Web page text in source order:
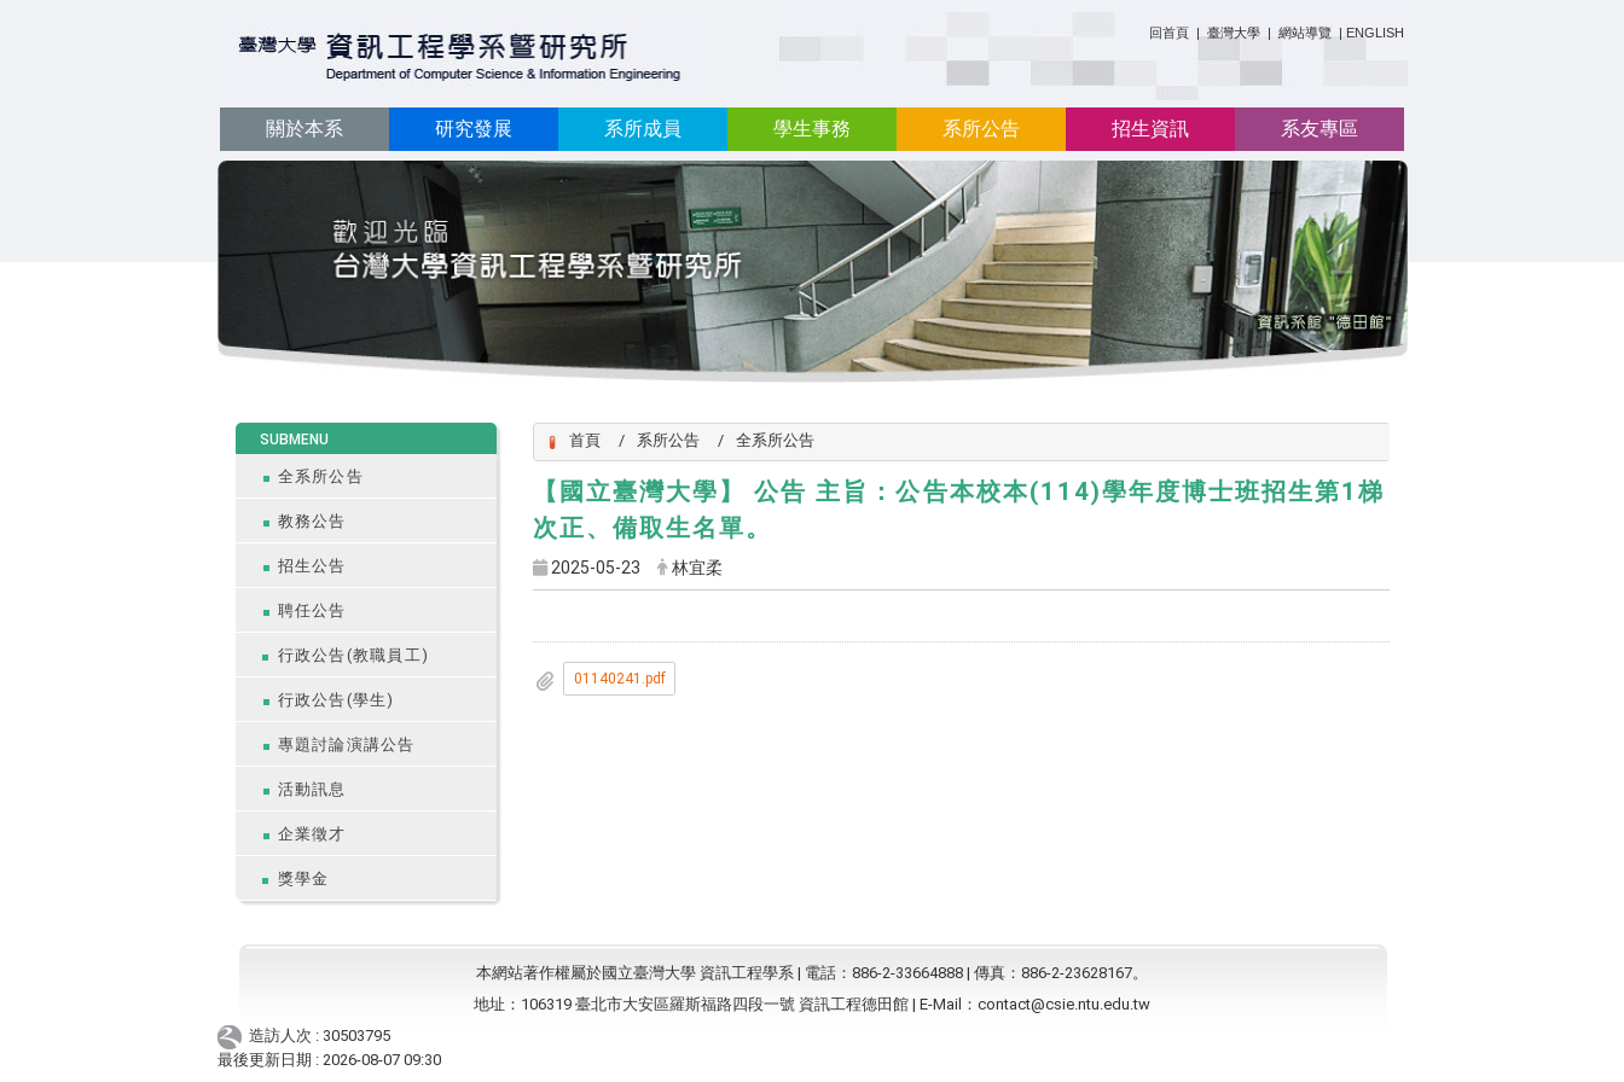
回首頁 | 臺灣大學 | 網站導覽 | ENGLISH
關於本系 研究發展 系所成員 學生事務 系所公告 招生資訊 系友專區
SUBMENU
全系所公告
教務公告
招生公告
聘任公告
行政公告(教職員工)
行政公告(學生)
專題討論演講公告
活動訊息
企業徵才
獎學金
首頁 系所公告 全系所公告
【國立臺灣大學】 公告 主旨：公告本校本(114)學年度博士班招生第1梯
次正、備取生名單。
2025-05-23 林宜柔
01140241.pdf
本網站著作權屬於國立臺灣大學 資訊工程學系 | 電話：886-2-33664888 | 傳真：886-2-23628167。
地址：106319 臺北市大安區羅斯福路四段一號 資訊工程德田館 | E-Mail： contact@csie.ntu.edu.tw
造訪人次 : 30503795
最後更新日期 : 2026-08-07 09:30